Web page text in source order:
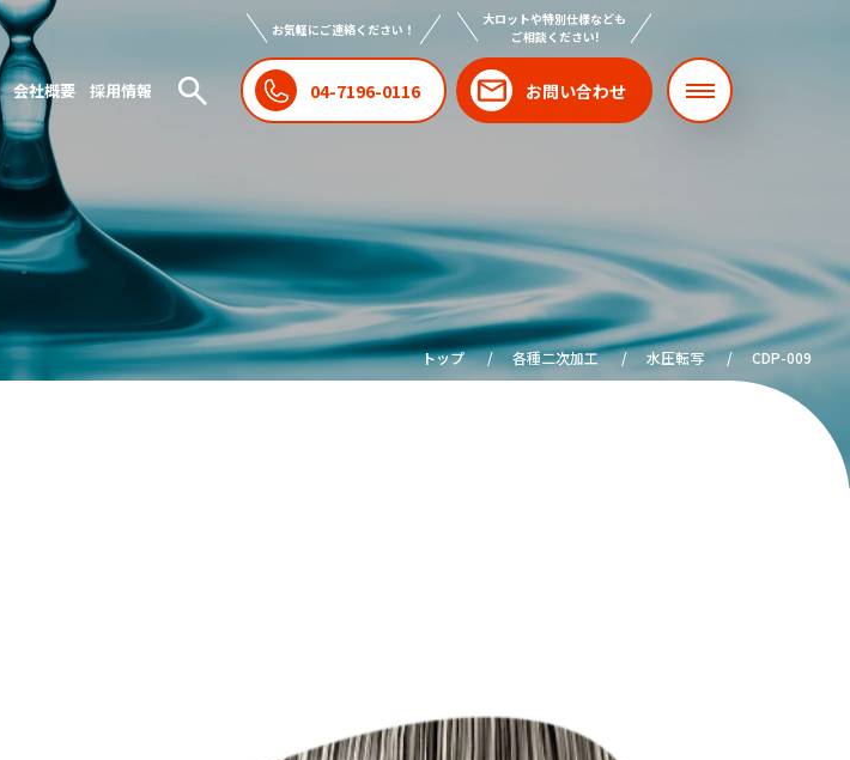
会社概要 採用情報
お気軽にご連絡ください！
04-7196-0116
大ロットや特別仕様なども
ご相談ください!
お問い合わせ
トップ 各種二次加工 水圧転写 CDP-009